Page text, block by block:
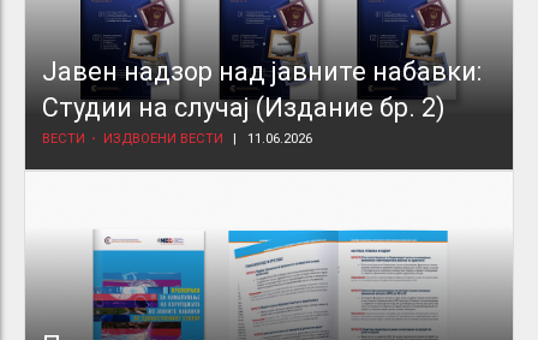
Јавен надзор над јавните набавки:
Студии на случај (Издание бр. 2)
ВЕСТИ ИЗДВОЕНИ ВЕСТИ 11.06.2026